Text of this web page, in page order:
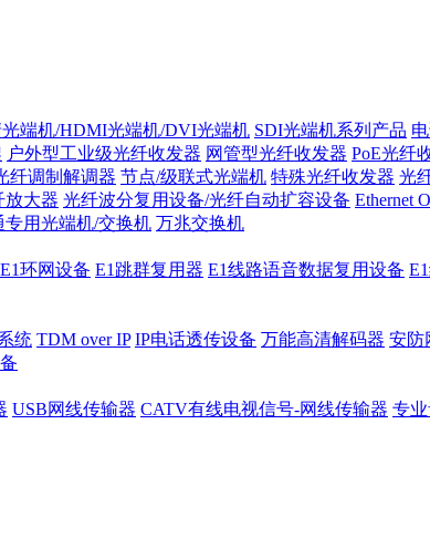
端机/HDMI光端机/DVI光端机 SDI光端机系列产品
户外型工业级光纤收发器 网管型光纤收发器 PoE光纤
纤调制解调器 节点/级联式光端机 特殊光纤收发器 光
放大器 光纤波分复用设备/光纤自动扩容设备 Ethernet
专用光端机/交换机 万兆交换机
E1环网设备 E1跳群复用器 E1线路语音数据复用设备
统 TDM over IP IP电话透传设备 万能高清解码器 安防
USB网线传输器 CATV有线电视信号-网线传输器 专